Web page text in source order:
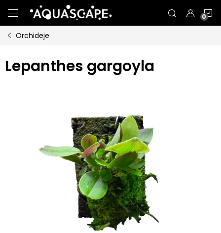
na
obsah
Orchideje
Lepanthes gargoyla